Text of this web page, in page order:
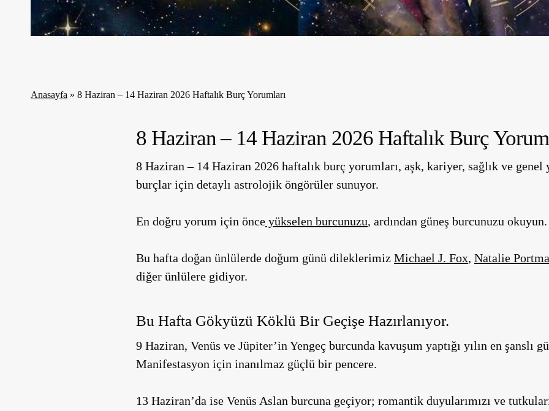
Anasayfa » 8 Haziran – 14 Haziran 2026 Haftalık Burç Yorumları
8 Haziran – 14 Haziran 2026 Haftalık Burç
8 Haziran – 14 Haziran 2026 haftalık burç yorumları, aşk, kariyer, sağlık ve genel
burçlar için detaylı astrolojik öngörüler sunuyor.
En doğru yorum için önce yükselen burcunuzu, ardından güneş burcunuzu okuyun.
Bu hafta doğan ünlülerde doğum günü dileklerimiz Michael J. Fox, Natalie
diğer ünlülere gidiyor.
Bu Hafta Gökyüzü Köklü Bir Geçişe Hazırlanıyor.
9 Haziran, Venüs ve Jüpiter’in Yengeç burcunda kavuşum yaptığı yılın en şanslı
Manifestasyon için inanılmaz güçlü bir pencere.
13 Haziran’da ise Venüs Aslan burcuna geçiyor; romantik duyularımızı ve